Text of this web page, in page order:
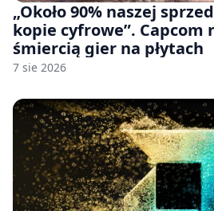
„Około 90% naszej
kopie cyfrowe”. Capcom
śmiercią gier na płytach
7 sie 2026